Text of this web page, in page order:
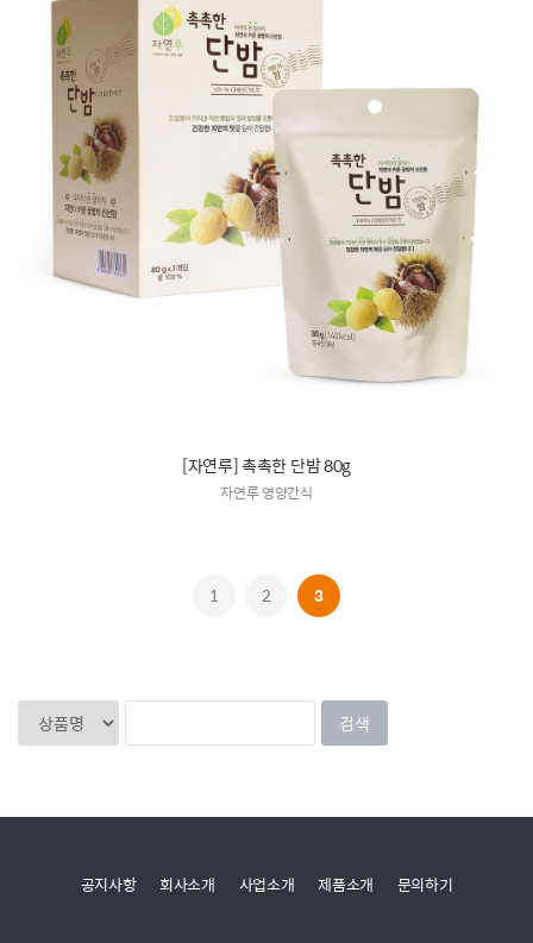
[자연루] 촉촉한 단밤 80g
자연루 영양간식
1 2 3
공지사항 회사소개 사업소개 제품소개 문의하기